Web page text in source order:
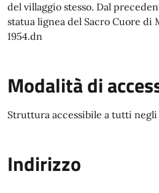
del villaggio stesso. Dal
statua lignea del Sacro Cuore di
1954.dn
Modalità di
Struttura accessibile a tutti
Indirizzo